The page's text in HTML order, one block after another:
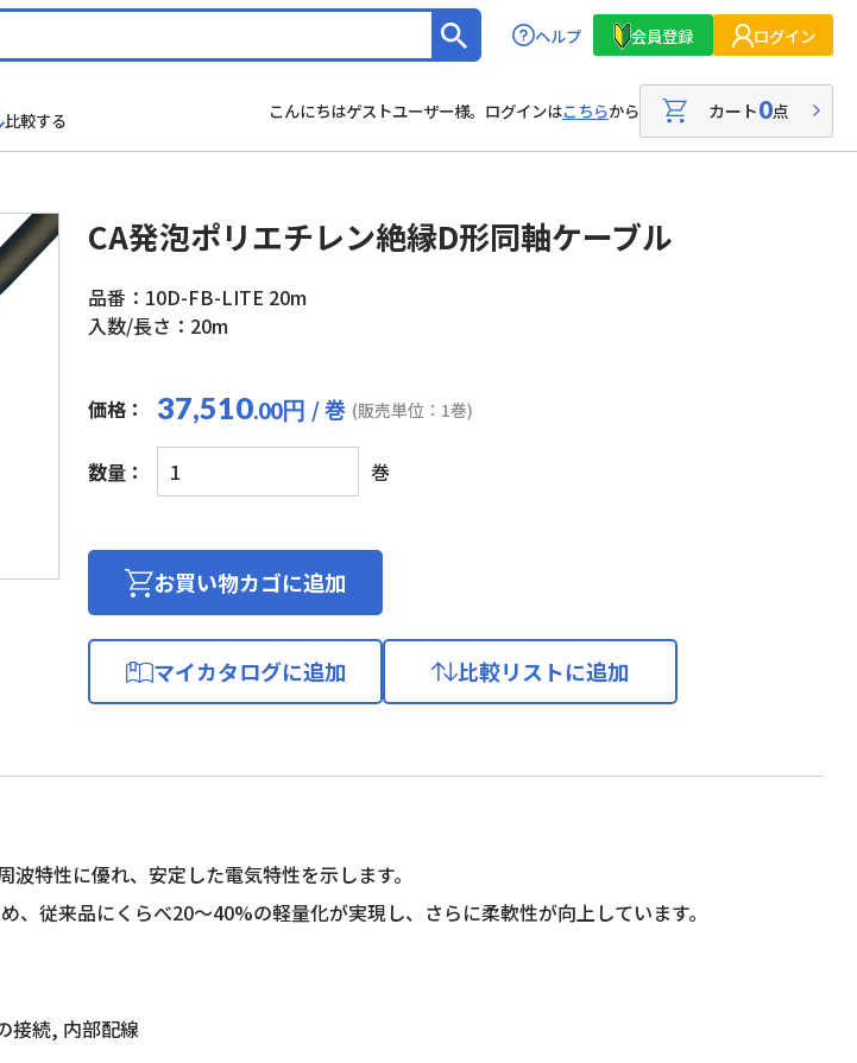
ヘルプ 会員登録 ログイン
比較する こんにちはゲストユーザー様。ログインはこちらから カート0点
CA発泡ポリエチレン絶縁D形同軸ケーブル
品番：10D-FB-LITE 20m
入数/長さ：20m
価格： 37,510.00円 / 巻 (販売単位：1巻)
数量：
CA
発
ポ
D
軸
ケ
ー
巻
お買い物カゴに追加
マイカタログに追加 比較リストに追加
特性に優れ、安定した電気特性を示します。
、従来品にくらべ20～40%の軽量化が実現し、さらに柔軟性が向上しています。
接続, 内部配線